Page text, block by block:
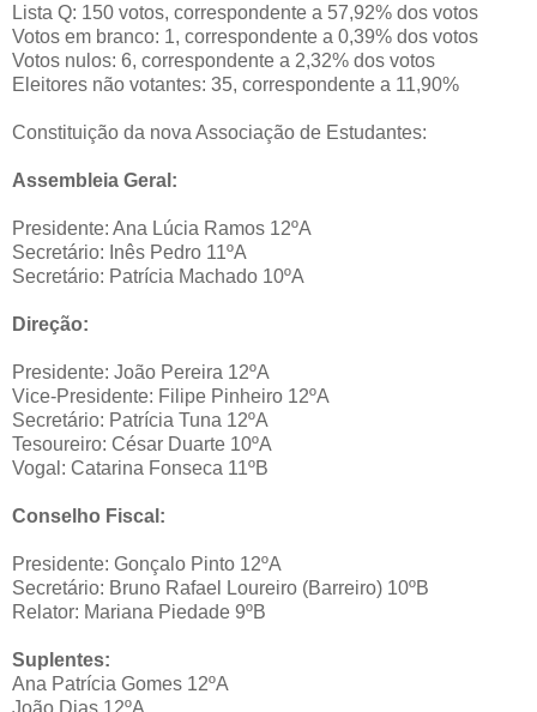
Lista Q: 150 votos, correspondente a 57,92% dos votos
Votos em branco: 1, correspondente a 0,39% dos votos
Votos nulos: 6, correspondente a 2,32% dos votos
Eleitores não votantes: 35, correspondente a 11,90%
Constituição da nova Associação de Estudantes:
Assembleia Geral:
Presidente: Ana Lúcia Ramos 12ºA
Secretário: Inês Pedro 11ºA
Secretário: Patrícia Machado 10ºA
Direção:
Presidente: João Pereira 12ºA
Vice-Presidente: Filipe Pinheiro 12ºA
Secretário: Patrícia Tuna 12ºA
Tesoureiro: César Duarte 10ºA
Vogal: Catarina Fonseca 11ºB
Conselho Fiscal:
Presidente: Gonçalo Pinto 12ºA
Secretário: Bruno Rafael Loureiro (Barreiro) 10ºB
Relator: Mariana Piedade 9ºB
Suplentes:
Ana Patrícia Gomes 12ºA
João Dias 12ºA